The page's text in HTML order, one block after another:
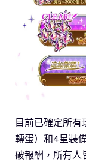
目前已確定所
轉蛋）和4星裝
破報酬，所有人